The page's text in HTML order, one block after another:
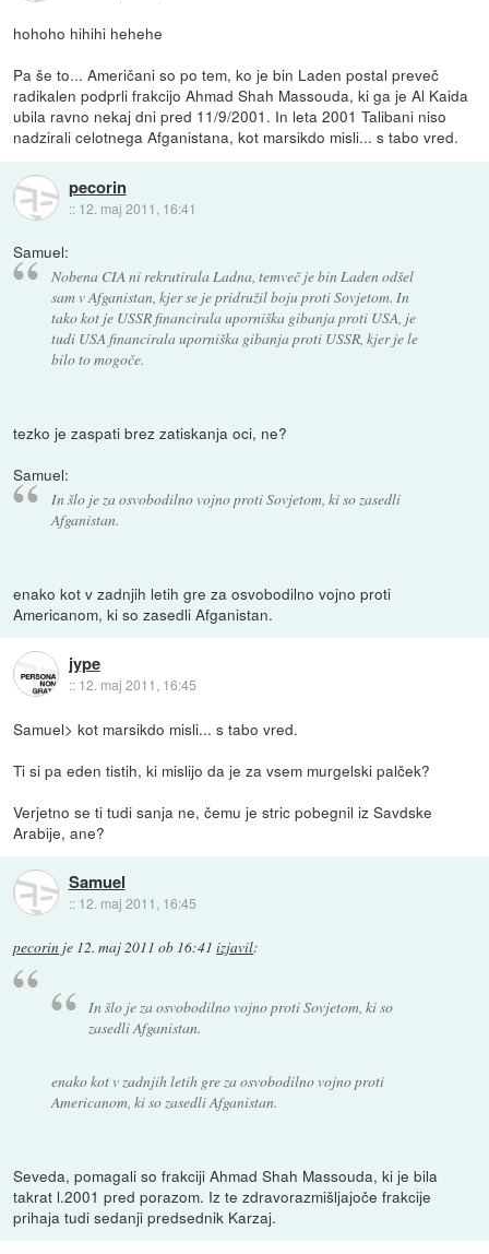
hohoho hihihi hehehe
Pa še to... Američani so po tem, ko je bin Laden postal preveč
radikalen podprli frakcijo Ahmad Shah Massouda, ki ga je Al Kaida
ubila ravno nekaj dni pred 11/9/2001. In leta 2001 Talibani niso
nadzirali celotnega Afganistana, kot marsikdo misli... s tabo vred.
pecorin
:: 12. maj 2011, 16:41
Samuel:
Nobena CIA ni rekrutirala Ladna, temveč je bin Laden odšel
sam v Afganistan, kjer se je pridružil boju proti Sovjetom. In
tako kot je USSR financirala uporniška gibanja proti USA, je
tudi USA financirala uporniška gibanja proti USSR, kjer je le
bilo to mogoče.
tezko je zaspati brez zatiskanja oci, ne?
Samuel:
In šlo je za osvobodilno vojno proti Sovjetom, ki so zasedli
Afganistan.
enako kot v zadnjih letih gre za osvobodilno vojno proti
Americanom, ki so zasedli Afganistan.
jype
:: 12. maj 2011, 16:45
Samuel> kot marsikdo misli... s tabo vred.
Ti si pa eden tistih, ki mislijo da je za vsem murgelski palček?
Verjetno se ti tudi sanja ne, čemu je stric pobegnil iz Savdske
Arabije, ane?
Samuel
:: 12. maj 2011, 16:45
pecorin je 12. maj 2011 ob 16:41 izjavil:
In šlo je za osvobodilno vojno proti Sovjetom, ki so
zasedli Afganistan.
enako kot v zadnjih letih gre za osvobodilno vojno proti
Americanom, ki so zasedli Afganistan.
Seveda, pomagali so frakciji Ahmad Shah Massouda, ki je bila
takrat l.2001 pred porazom. Iz te zdravorazmišljajoče frakcije
prihaja tudi sedanji predsednik Karzaj.